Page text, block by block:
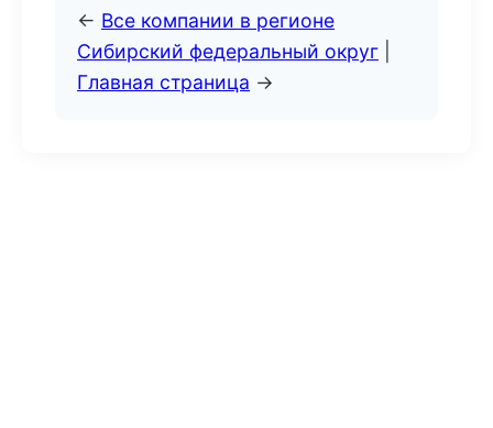
← Все компании в регионе
Сибирский федеральный округ
Главная страница →